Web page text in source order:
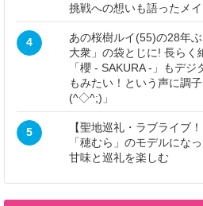
挑戦への想いも語ったメ
4
あの桜樹ルイ(55)の28年
大衆」の袋とじに! 長らく
「櫻 - SAKURA -」もデ
もみたい！という声に調
(^◇^;)」
5
【聖地巡礼・ラブライブ
「穂むら」のモデルにな
甘味と巡礼を楽しむ